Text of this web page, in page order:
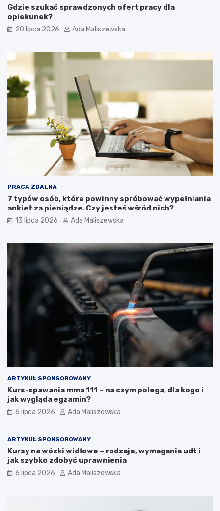
Gdzie szukać sprawdzonych ofert pracy dla
opiekunek?
20 lipca 2026 Ada Maliszewska
PRACA ZDALNA
7 typów osób, które powinny spróbować wypełniania
ankiet za pieniądze. Czy jesteś wśród nich?
13 lipca 2026 Ada Maliszewska
ARTYKUŁ SPONSOROWANY
Kurs-spawania mma 111 – na czym polega, dla kogo i
jak wygląda egzamin?
6 lipca 2026 Ada Maliszewska
ARTYKUŁ SPONSOROWANY
Kursy na wózki widłowe – rodzaje, wymagania udt i
jak szybko zdobyć uprawnienia
6 lipca 2026 Ada Maliszewska